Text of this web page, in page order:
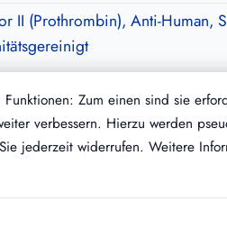
II (Prothrombin), Anti-Human,
Zum einen sind sie
verbessern. Hierzu werden
jederzeit widerrufen. Weitere